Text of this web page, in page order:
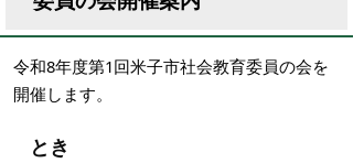
令和8年度第1回米子市社会教育委員の会を
開催します。
とき